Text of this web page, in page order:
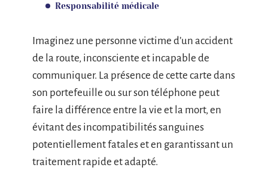
Responsabilité médicale
Imaginez une personne victime d’un accident
de la route, inconsciente et incapable de
communiquer. La présence de cette carte dans
son portefeuille ou sur son téléphone peut
faire la différence entre la vie et la mort, en
évitant des incompatibilités sanguines
potentiellement fatales et en garantissant un
traitement rapide et adapté.